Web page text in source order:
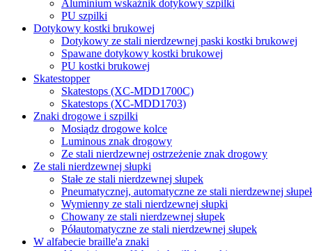
Aluminium wskaźnik dotykowy szpilki
PU szpilki
Dotykowy kostki brukowej
Dotykowy ze stali nierdzewnej paski kostki brukowej
Spawane dotykowy kostki brukowej
PU kostki brukowej
Skatestopper
Skatestops (XC-MDD1700C)
Skatestops (XC-MDD1703)
Znaki drogowe i szpilki
Mosiądz drogowe kolce
Luminous znak drogowy
Ze stali nierdzewnej ostrzeżenie znak drogowy
Ze stali nierdzewnej słupki
Stałe ze stali nierdzewnej słupek
Pneumatycznej, automatyczne ze stali nierdzewnej
Wymienny ze stali nierdzewnej słupki
Chowany ze stali nierdzewnej słupek
Półautomatyczne ze stali nierdzewnej słupek
W alfabecie braille'a znaki